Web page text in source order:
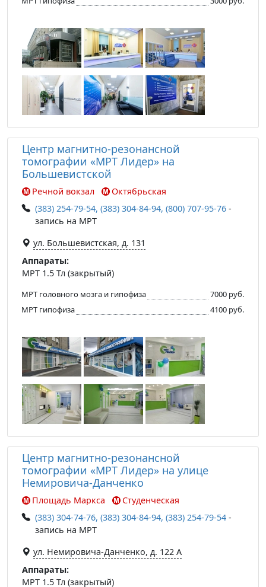
Центр магнитно-резонансной
томографии «МРТ Лидер» на
Большевистской
Речной вокзал
Октябрьская
(383) 254-79-54, (383) 304-84-94, (800) 707-95-76 -
запись на МРТ
ул. Большевистская, д. 131
Аппараты:
МРТ 1.5 Тл (закрытый)
МРТ головного мозга и гипофиза
7000 руб.
МРТ гипофиза
4100 руб.
Центр магнитно-резонансной
томографии «МРТ Лидер» на улице
Немировича-Данченко
Площадь Маркса
Студенческая
(383) 304-74-76, (383) 304-84-94, (383) 254-79-54 -
запись на МРТ
ул. Немировича-Данченко, д. 122 А
Аппараты:
МРТ 1.5 Тл (закрытый)